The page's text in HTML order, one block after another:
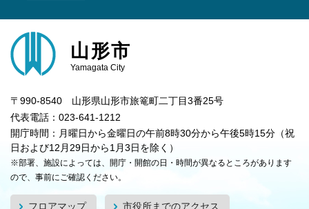
山形市
Yamagata City
〒990-8540 山形県山形市旅篭町二丁目3番25号
代表電話：023-641-1212
開庁時間：月曜日から金曜日の午前8時30分から午後5時15分（祝
日および12月29日から1月3日を除く）
※部署、施設によっては、開庁・開館の日・時間が異なるところがあります
ので、事前にご確認ください。
フロアマップ 市役所までのアクセス